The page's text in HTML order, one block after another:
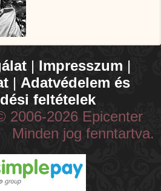
| Impresszum |
| Adatvédelem és
feltételek
2006-2026 Epicenter
jog fenntartva.